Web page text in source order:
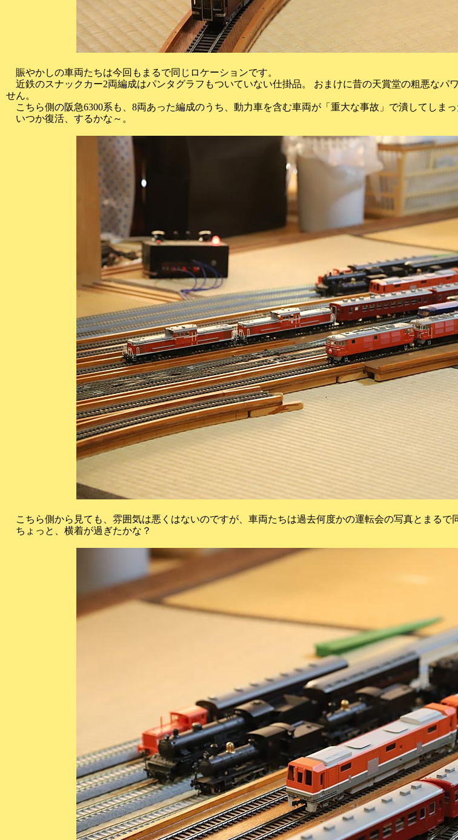
賑やかしの車両たちは今回もまるで同じロケーションです。
近鉄のスナックカー2両編成はパンタグラフもついていない仕掛品。 おまけに昔の天賞堂の粗悪なパ
せん。
こちら側の阪急6300系も、8両あった編成のうち、動力車を含む車両が「重大な事故」で潰してしまっ
いつか復活、するかな～。
こちら側から見ても、雰囲気は悪くはないのですが、車両たちは過去何度かの運転会の写真とまるで
ちょっと、横着が過ぎたかな？